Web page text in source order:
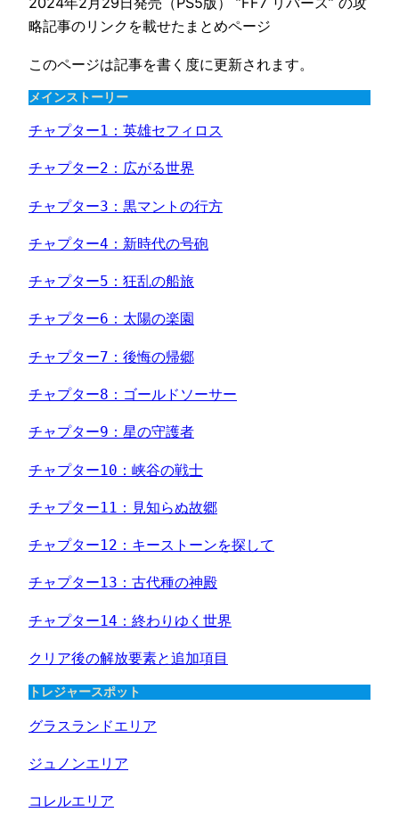
略記事のリンクを載せたまとめページ
このページは記事を書く度に更新されます。
メインストーリー
チャプター1：英雄セフィロス
チャプター2：広がる世界
チャプター3：黒マントの行方
チャプター4：新時代の号砲
チャプター5：狂乱の船旅
チャプター6：太陽の楽園
チャプター7：後悔の帰郷
チャプター8：ゴールドソーサー
チャプター9：星の守護者
チャプター10：峡谷の戦士
チャプター11：見知らぬ故郷
チャプター12：キーストーンを探して
チャプター13：古代種の神殿
チャプター14：終わりゆく世界
クリア後の解放要素と追加項目
トレジャースポット
グラスランドエリア
ジュノンエリア
コレルエリア